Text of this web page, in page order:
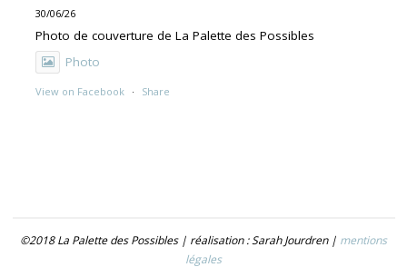
30/06/26
Photo de couverture de La Palette des Possibles
Photo
View on Facebook · Share
- 21.07- 5.09 : TROUVER LE NOM
©2018 La Palette des Possibles | réalisation : Sarah Jourdren | mentions
légales